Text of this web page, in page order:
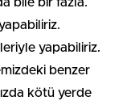
bile bir fazla.
yapabiliriz.
benzer
kötü yerde